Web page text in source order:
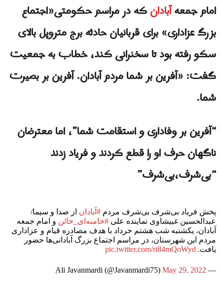
امام جمعهآبادانکه در مراسم حکومتی«اجتماع
بزرگ عزاداری» برای قربانیان حادثه برج متروپل بالای
سکو رفته بود تا سخنرانی کند، خطاب به جمعیت
گفت: «آفرین بر شما مردم آبادان. آفرین بر بصیرت
شما.
“آفرین بر وفاداری و استقامت شما”، اما معترضان
ناگهان حرف او را قطع کردند و فریاد زدند
“بی‌شرف،بی‌شرف”
پخش فریاد بی‌شرف بی‌شرف مردم #آبادان از صدا و سیما/
عبدالحسین غبیشاوی نماینده علی #خامنه‌ای_خائن و امام جمعه
آبادان، یکشنبه شب هشتم خرداد با هدف مصادره قیام و عزاداری
مردم این شهرستان، در مراسم اجتماع بزرگ آبادانی‌ها حضور
یافت. pic.twitter.com/ri84mQoWyd
— Ali Javanmardi (@Javanmardi75)
May 29, 2022